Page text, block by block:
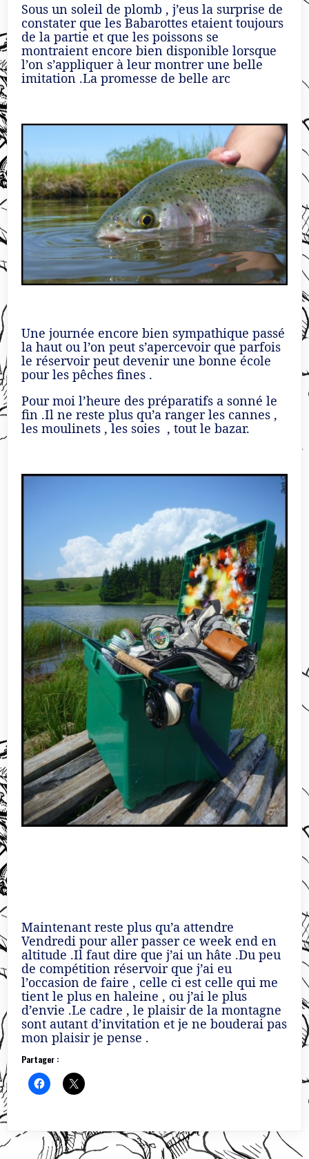
Sous un soleil de plomb , j’eus la surprise de
constater que les Babarottes etaient toujours
de la partie et que les poissons se
montraient encore bien disponible lorsque
l’on s’appliquer à leur montrer une belle
imitation .La promesse de belle arc
Une journée encore bien sympathique passé
la haut ou l’on peut s’apercevoir que parfois
le réservoir peut devenir une bonne école
pour les pêches fines .
Pour moi l’heure des préparatifs a sonné le
fin .Il ne reste plus qu’a ranger les cannes ,
les moulinets , les soies , tout le bazar.
Maintenant reste plus qu’a attendre
Vendredi pour aller passer ce week end en
altitude .Il faut dire que j’ai un hâte .Du peu
de compétition réservoir que j’ai eu
l’occasion de faire , celle ci est celle qui me
tient le plus en haleine , ou j’ai le plus
d’envie .Le cadre , le plaisir de la montagne
sont autant d’invitation et je ne bouderai pas
mon plaisir je pense .
Partager :